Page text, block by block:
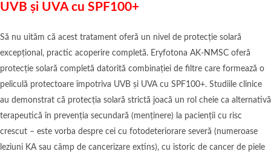
UVB și UVA cu SPF100+
Să nu uităm că acest tratament oferă un nivel de protecție solară
excepțional, practic acoperire completă. Eryfotona AK-NMSC oferă
protecție solară completă datorită combinației de filtre care formează o
peliculă protectoare împotriva UVB și UVA cu SPF100+. Studiile clinice
au demonstrat că protecția solară strictă joacă un rol cheie ca alternativă
terapeutică în prevenția secundară (menținere) la pacienții cu risc
crescut – este vorba despre cei cu fotodeteriorare severă (numeroase
leziuni KA sau câmp de cancerizare extins), cu istoric de cancer de piele